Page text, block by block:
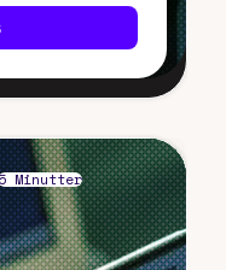
Minutter